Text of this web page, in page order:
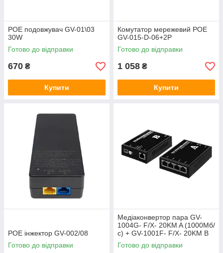
POE подовжувач GV-01\03
30W
Готово до відправки
670 ₴
Купити
Комутатор мережевий POE
GV-015-D-06+2P
Готово до відправки
1 058 ₴
Купити
POE інжектор GV-002/08
Готово до відправки
Медіаконвертор пара GV-
1004G- F/X- 20KM A (1000Мб/
с) + GV-1001F- F/X- 20KM B
(1000Мб/с)
Готово до відправки